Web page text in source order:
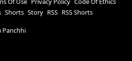
Shorts Story RSS RSS Shorts
Panchhi